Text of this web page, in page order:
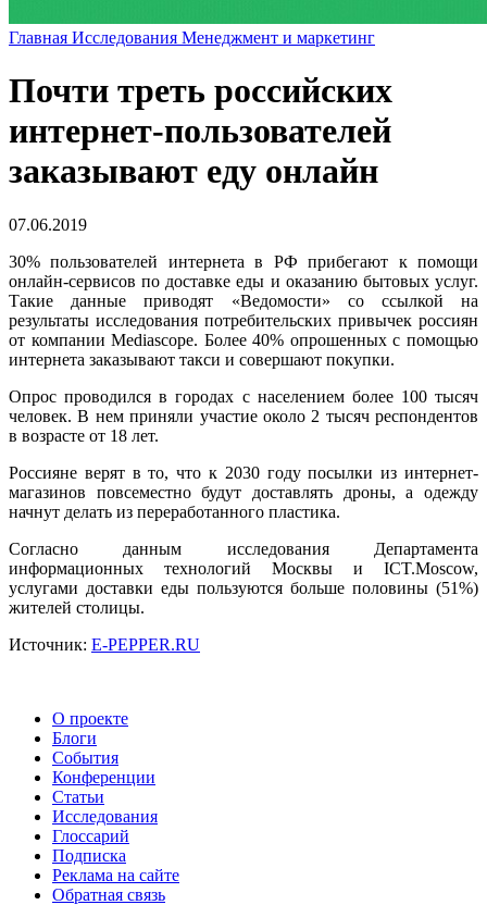
Главная Исследования Менеджмент и маркетинг
Почти треть российских
интернет-пользователей
заказывают еду онлайн
07.06.2019
30% пользователей интернета в РФ прибегают к помощи
онлайн-сервисов по доставке еды и оказанию бытовых услуг.
Такие данные приводят «Ведомости» со ссылкой на
результаты исследования потребительских привычек россиян
от компании Mediascope. Более 40% опрошенных с помощью
интернета заказывают такси и совершают покупки.
Опрос проводился в городах с населением более 100 тысяч
человек. В нем приняли участие около 2 тысяч респондентов
в возрасте от 18 лет.
Россияне верят в то, что к 2030 году посылки из интернет-
магазинов повсеместно будут доставлять дроны, а одежду
начнут делать из переработанного пластика.
Согласно данным исследования Департамента
информационных технологий Москвы и ICT.Moscow,
услугами доставки еды пользуются больше половины (51%)
жителей столицы.
Источник: E-PEPPER.RU
О проекте
Блоги
События
Конференции
Статьи
Исследования
Глоссарий
Подписка
Реклама на сайте
Обратная связь